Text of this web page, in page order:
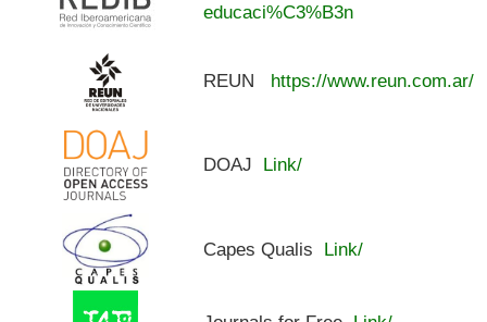
educaci%C3%B3n
REUN https://www.reun.com.ar/
DOAJ Link/
Capes Qualis Link/